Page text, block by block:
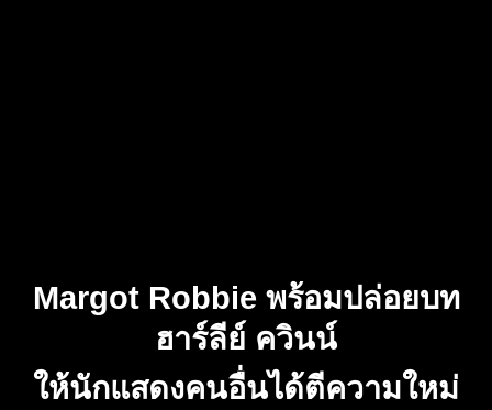
Margot Robbie พร้อมปล่อยบท
ฮาร์ลีย์ ควินน์
ให้นักแสดงคนอื่นได้ตีความใหม่